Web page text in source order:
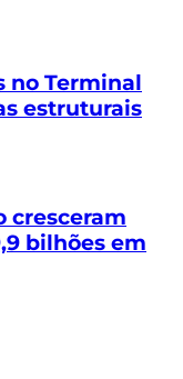
no Terminal
estruturais
cresceram
bilhões em